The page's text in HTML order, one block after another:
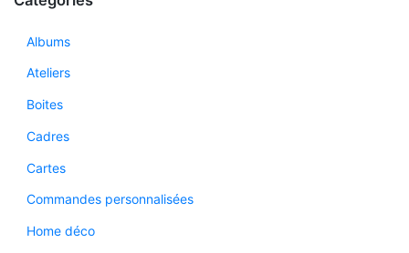
Albums
Ateliers
Boites
Cadres
Cartes
Commandes personnalisées
Home déco